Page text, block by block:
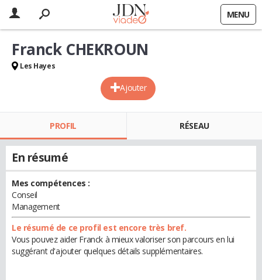
MENU
Ajouter
Franck CHEKROUN
Les Hayes
PROFIL RÉSEAU
En résumé
Mes compétences :
Conseil
Management
Le résumé de ce profil est encore très bref.
Vous pouvez aider Franck à mieux valoriser son parcours en lui
suggérant d'ajouter quelques détails supplémentaires.